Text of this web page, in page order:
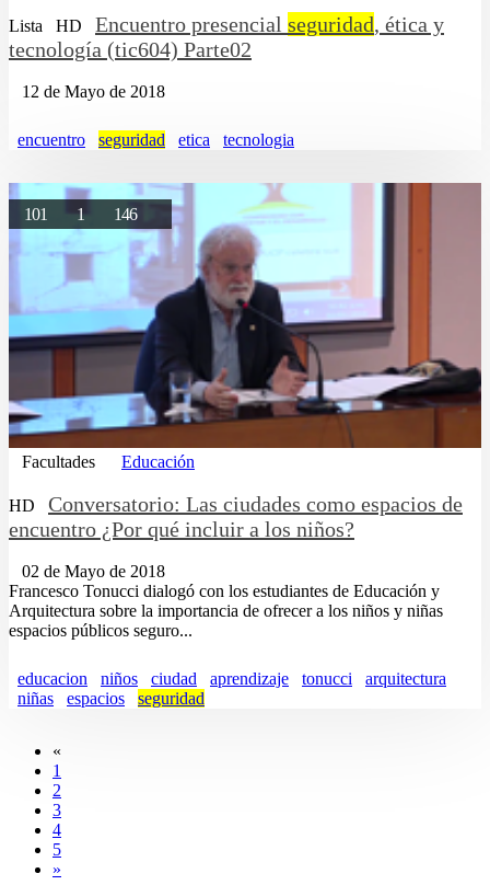
Lista HD Encuentro presencial seguridad, ética y
tecnología (tic604) Parte02
12 de Mayo de 2018
encuentro seguridad etica tecnologia
101 1 146
Facultades Educación
HD
Conversatorio: Las ciudades como espacios de
encuentro ¿Por qué incluir a los niños?
02 de Mayo de 2018
Francesco Tonucci dialogó con los estudiantes de Educación y
Arquitectura sobre la importancia de ofrecer a los niños y niñas
espacios públicos seguro...
educacion niños ciudad aprendizaje tonucci
arquitectura
niñas
espacios seguridad
«
1
2
3
4
5
»